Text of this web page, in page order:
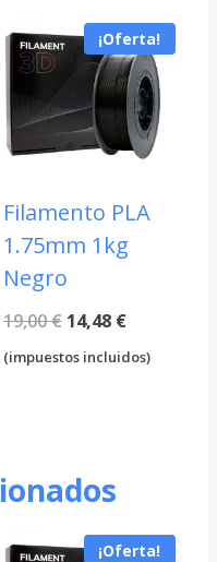
¡Oferta!
Filamento PLA
1.75mm 1kg
Negro
19,00€ El
precio
14,48 €El
precio
(impuestos incluidos)
¡Oferta!